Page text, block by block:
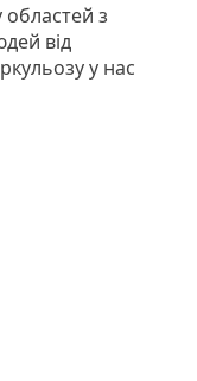
областей з
від
у нас